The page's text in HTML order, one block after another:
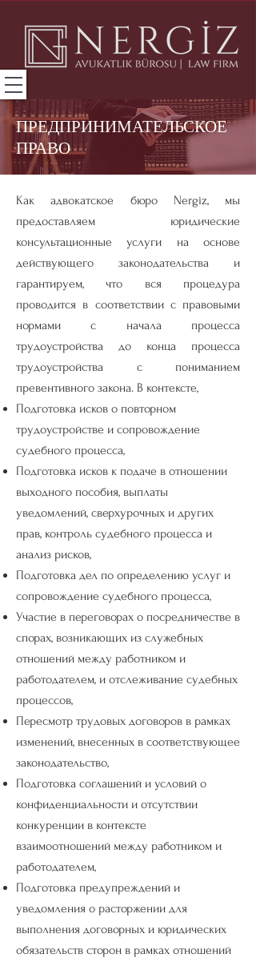
ПРЕДПРИНИМАТЕЛЬСКОЕ
ПРАВО
Как адвокатское бюро Nergiz, мы
предоставляем юридические
консультационные услуги на основе
действующего законодательства и
гарантируем, что вся процедура
проводится в соответствии с правовыми
нормами с начала процесса
трудоустройства до конца процесса
трудоустройства с пониманием
превентивного закона. В контексте,
Подготовка исков о повторном
трудоустройстве и сопровождение
судебного процесса,
Подготовка исков к подаче в отношении
выходного пособия, выплаты
уведомлений, сверхурочных и других
прав, контроль судебного процесса и
анализ рисков,
Подготовка дел по определению услуг и
сопровождение судебного процесса,
Участие в переговорах о посредничестве в
спорах, возникающих из служебных
отношений между работником и
работодателем, и отслеживание судебных
процессов,
Пересмотр трудовых договоров в рамках
изменений, внесенных в соответствующее
законодательство,
Подготовка соглашений и условий о
конфиденциальности и отсутствии
конкуренции в контексте
взаимоотношений между работником и
работодателем,
Подготовка предупреждений и
уведомления о расторжении для
выполнения договорных и юридических
обязательств сторон в рамках отношений